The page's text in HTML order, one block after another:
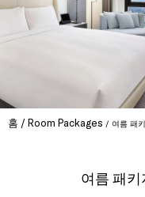
홈 Room Packages 여름 패
여름 패